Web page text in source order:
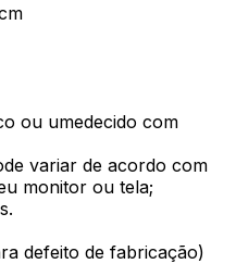
ou umedecido com
variar de acordo com
monitor ou tela;
defeito de fabricação)